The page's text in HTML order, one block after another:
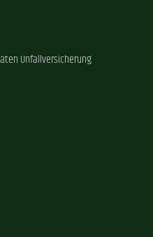
Unfallversicherung